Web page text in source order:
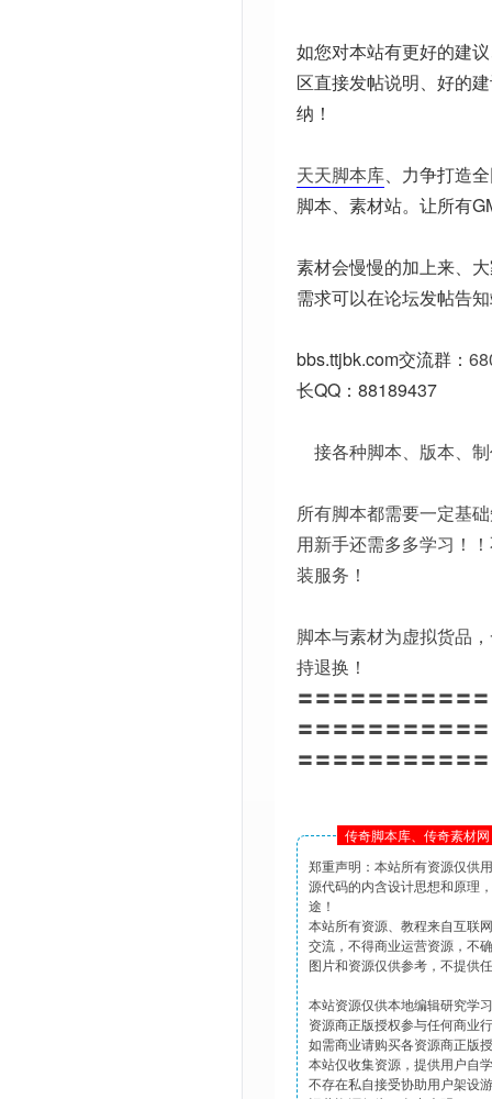
如您对本站有更好的建
区直接发帖说明、好的
纳！
天天脚本库、力争打造
脚本、素材站。让所有
素材会慢慢的加上来、
需求可以在论坛发帖告
bbs.ttjbk.com交流群：
长QQ：88189437
接各种脚本、版本、
所有脚本都需要一定基
用新手还需多多学习！
装服务！
脚本与素材为虚拟货品
持退换！
〓〓〓〓〓〓〓〓〓〓
〓〓〓〓〓〓〓〓〓〓
〓〓〓〓〓〓〓〓〓〓
传奇脚本库、传奇素材
郑重声明：本站所有资源仅供
源代码的内含设计思想和原理
途！
本站所有资源、教程来自互联
交流，不得商业运营资源，不
图片和资源仅供参考，不提供
本站资源仅供本地编辑研究学
资源商正版授权参与任何商业
如需商业请购买各资源商正版
本站仅收集资源，提供用户自
不存在私自接受协助用户架设